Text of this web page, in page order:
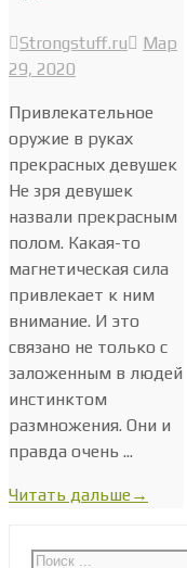
Strongstuff.ru
Мар
29, 2020
Привлекательное
оружие в руках
прекрасных девушек
Не зря девушек
назвали прекрасным
полом. Какая-то
магнетическая сила
привлекает к ним
внимание. И это
связано не только с
заложенным в людей
инстинктом
размножения. Они и
правда очень ...
Читать дальше→